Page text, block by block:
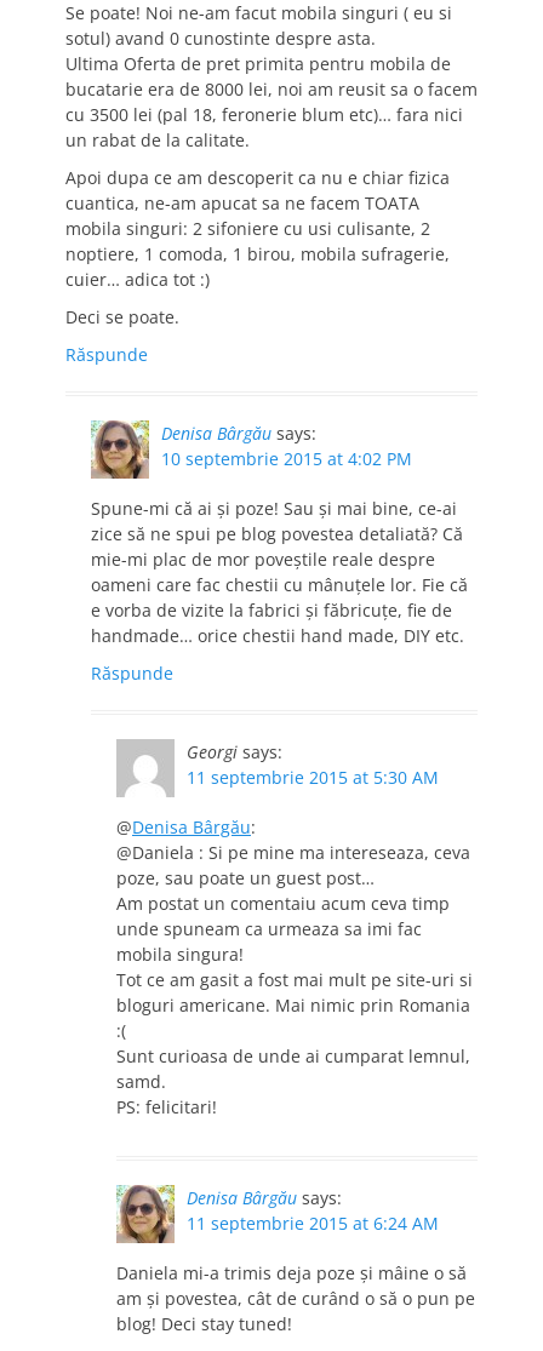
Se poate! Noi ne-am facut mobila singuri ( eu si
sotul) avand 0 cunostinte despre asta.
Ultima Oferta de pret primita pentru mobila de
bucatarie era de 8000 lei, noi am reusit sa o facem
cu 3500 lei (pal 18, feronerie blum etc)… fara nici
un rabat de la calitate.
Apoi dupa ce am descoperit ca nu e chiar fizica
cuantica, ne-am apucat sa ne facem TOATA
mobila singuri: 2 sifoniere cu usi culisante, 2
noptiere, 1 comoda, 1 birou, mobila sufragerie,
cuier… adica tot :)
Deci se poate.
Răspunde
Denisa Bârgău says:
10 septembrie 2015 at 4:02 PM
Spune-mi că ai și poze! Sau și mai bine, ce-ai
zice să ne spui pe blog povestea detaliată? Că
mie-mi plac de mor poveștile reale despre
oameni care fac chestii cu mânuțele lor. Fie că
e vorba de vizite la fabrici și făbricuțe, fie de
handmade… orice chestii hand made, DIY etc.
Răspunde
Georgi says:
11 septembrie 2015 at 5:30 AM
@Denisa Bârgău:
@Daniela : Si pe mine ma intereseaza, ceva
poze, sau poate un guest post…
Am postat un comentaiu acum ceva timp
unde spuneam ca urmeaza sa imi fac
mobila singura!
Tot ce am gasit a fost mai mult pe site-uri si
bloguri americane. Mai nimic prin Romania
:(
Sunt curioasa de unde ai cumparat lemnul,
samd.
PS: felicitari!
Denisa Bârgău says:
11 septembrie 2015 at 6:24 AM
Daniela mi-a trimis deja poze și mâine o să
am și povestea, cât de curând o să o pun pe
blog! Deci stay tuned!